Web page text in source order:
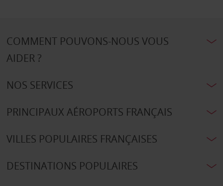
COMMENT POUVONS-NOUS VOUS
AIDER ?
NOS SERVICES
PRINCIPAUX AÉROPORTS FRANÇAIS
VILLES POPULAIRES FRANÇAISES
DESTINATIONS POPULAIRES